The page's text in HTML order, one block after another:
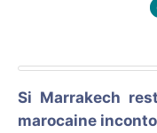
Si Marrakech
marocaine